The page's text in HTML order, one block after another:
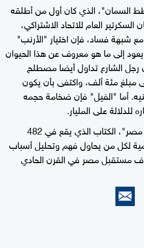
السمان"، الذي كان أول من أطلقه
العام للاتحاد الاشتراكي،
مع شبهة فساد، فإن اختيار "الأرنب"
إلى ما هو معروف عن هذا الحيوان
رجل الشارع تداول أيضا مصطلح
مبلغ مئة ألف، واكتفى بأن يكون
أما "الفيل" فإن ضخامة حجمه
للدلالة على المليار.
كتاب "قصة الثروة في مصر"، الكتاب الذي يقع في 482
لكل من يحاول فهم وتحليل أسباب
مستقبل مصر في القرن الحادي